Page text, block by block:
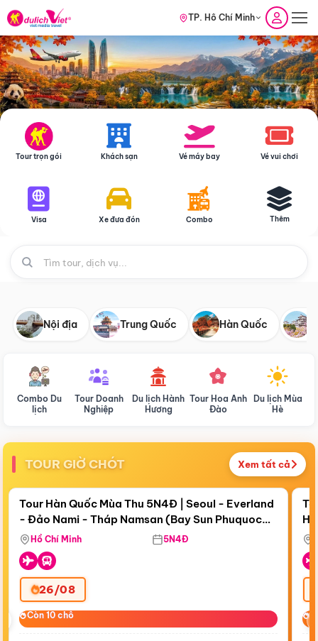
TP. Hồ Chí Minh
Tour trọn gói Khách sạn Vé máy bay Vé vui chơi
Visa Xe đưa đón Combo Thêm
Nội địa Trung Quốc Hàn Quốc
Combo Du
lịch
Tour Doanh
Nghiệp
Du lịch Hành
Hương
Tour Hoa Anh
Đào
Du lịch Mùa
Hè
TOUR GIỜ CHÓT Xem tất cả
Còn19 ngày 09:56:47
Điểm nổi bật
Tour Hàn Quốc Mùa Thu 5N4Đ | Seoul - Everland
- Đảo Nami - Tháp Namsan (Bay Sun Phuquoc
Airways)
Hồ Chí Minh 5N4Đ
26/08
Còn 10 chỗ
Còn 10 chỗ